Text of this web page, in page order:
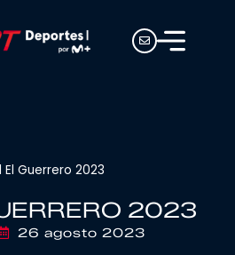
El Guerrero 2023
2023
26 agosto 2023